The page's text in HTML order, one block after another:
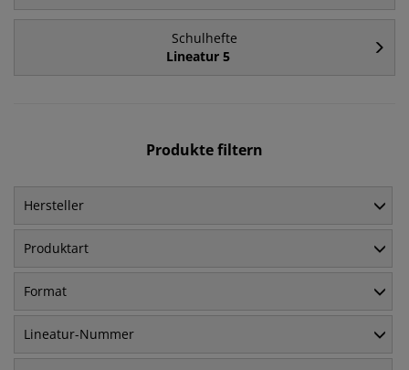
Schulhefte
Lineatur 5
Produkte filtern
Hersteller
Produktart
Format
Lineatur-Nummer